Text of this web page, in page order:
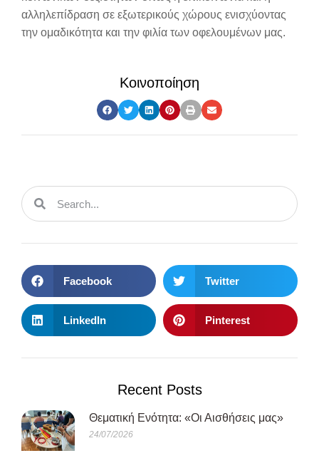
αλληλεπίδραση σε εξωτερικούς χώρους ενισχύοντας
την ομαδικότητα και την φιλία των οφελουμένων μας.
Κοινοποίηση
Facebook Twitter
LinkedIn Pinterest
Recent Posts
Θεματική Ενότητα: «Οι Αισθήσεις μας»
24/07/2026